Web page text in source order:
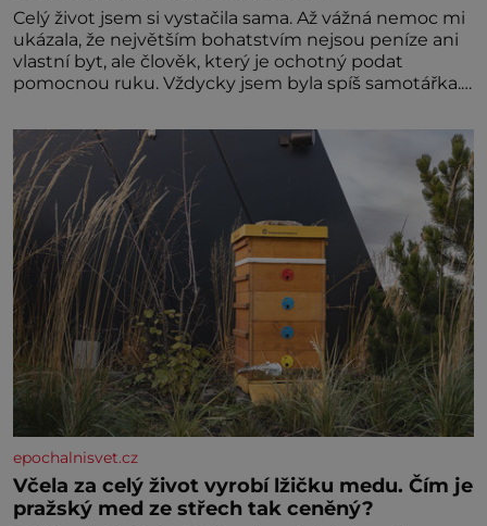
Celý život jsem si vystačila sama. Až vážná nemoc mi
ukázala, že největším bohatstvím nejsou peníze ani
vlastní byt, ale člověk, který je ochotný podat
pomocnou ruku. Vždycky jsem byla spíš samotářka.
ani partnera. Stačily mi knihy, práce a hlavně klid.
Hned po studiích jsem odešla z rodného města,
epochalnisvet.cz
Včela za celý život vyrobí lžičku medu. Čím je
pražský med ze střech tak ceněný?